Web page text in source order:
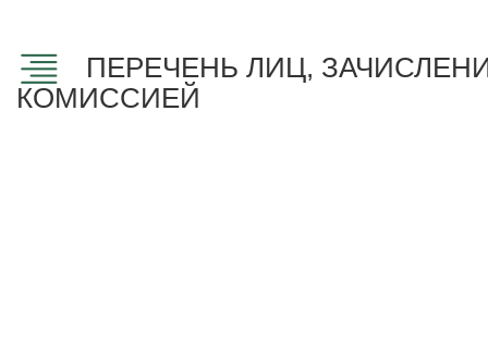
ПЕРЕЧЕНЬ ЛИЦ,
КОМИССИЕЙ